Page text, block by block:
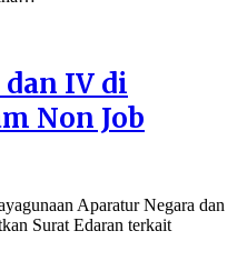
IV di
Non Job
Aparatur Negara dan
Surat Edaran terkait